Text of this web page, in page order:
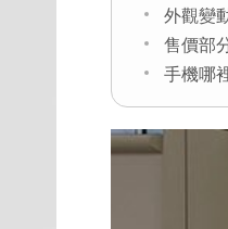
外觀變
售價部
手機哪